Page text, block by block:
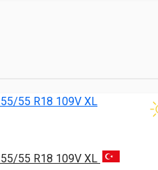
55 R18 109V XL